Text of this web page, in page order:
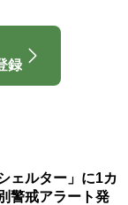
録
ェルター」に1カ
警戒アラート発